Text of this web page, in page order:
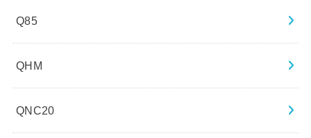
Q85
QHM
QNC20